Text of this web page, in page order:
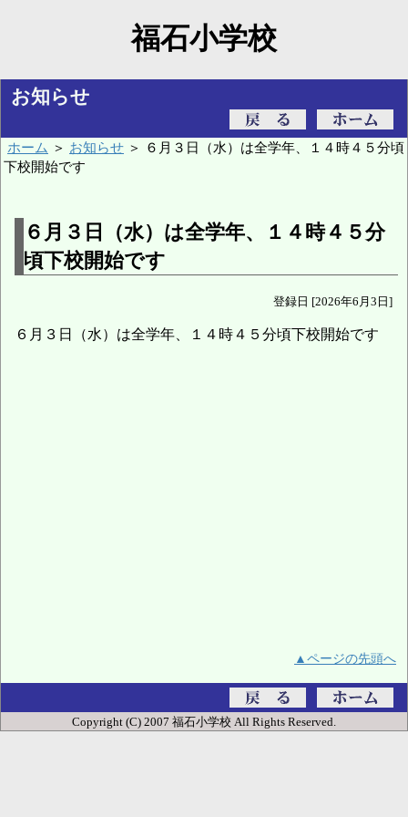
福石小学校
お知らせ
ホーム ＞ お知らせ ＞ ６月３日（水）は全学年、１４時４５分頃
下校開始です
６月３日（水）は全学年、１４時４５分
頃下校開始です
登録日 [2026年6月3日]
６月３日（水）は全学年、１４時４５分頃下校開始です
▲ページの先頭へ
Copyright (C) 2007 福石小学校 All Rights Reserved.